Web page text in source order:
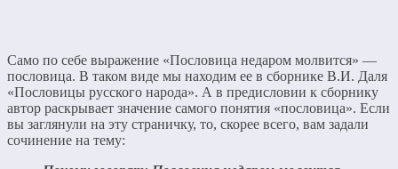
Само по себе выражение «Пословица недаром молвится» —
пословица. В таком виде мы находим ее в сборнике В.И. Даля
«Пословицы русского народа». А в предисловии к сборнику
автор раскрывает значение самого понятия «пословица». Если
вы заглянули на эту страничку, то, скорее всего, вам задали
сочинение на тему: